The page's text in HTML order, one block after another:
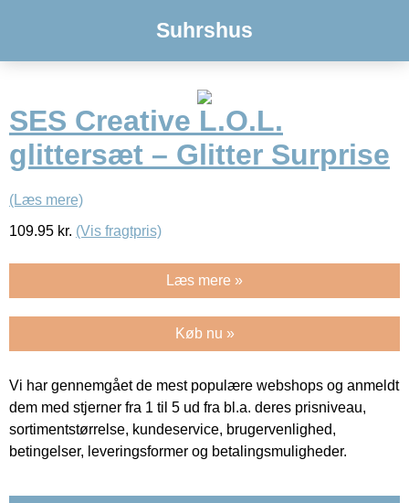
Suhrshus
SES Creative L.O.L.
glittersæt – Glitter Surprise
(Læs mere)
109.95 kr. (Vis fragtpris)
Læs mere »
Køb nu »
Vi har gennemgået de mest populære webshops og anmeldt
dem med stjerner fra 1 til 5 ud fra bl.a. deres prisniveau,
sortimentstørrelse, kundeservice, brugervenlighed,
betingelser, leveringsformer og betalingsmuligheder.